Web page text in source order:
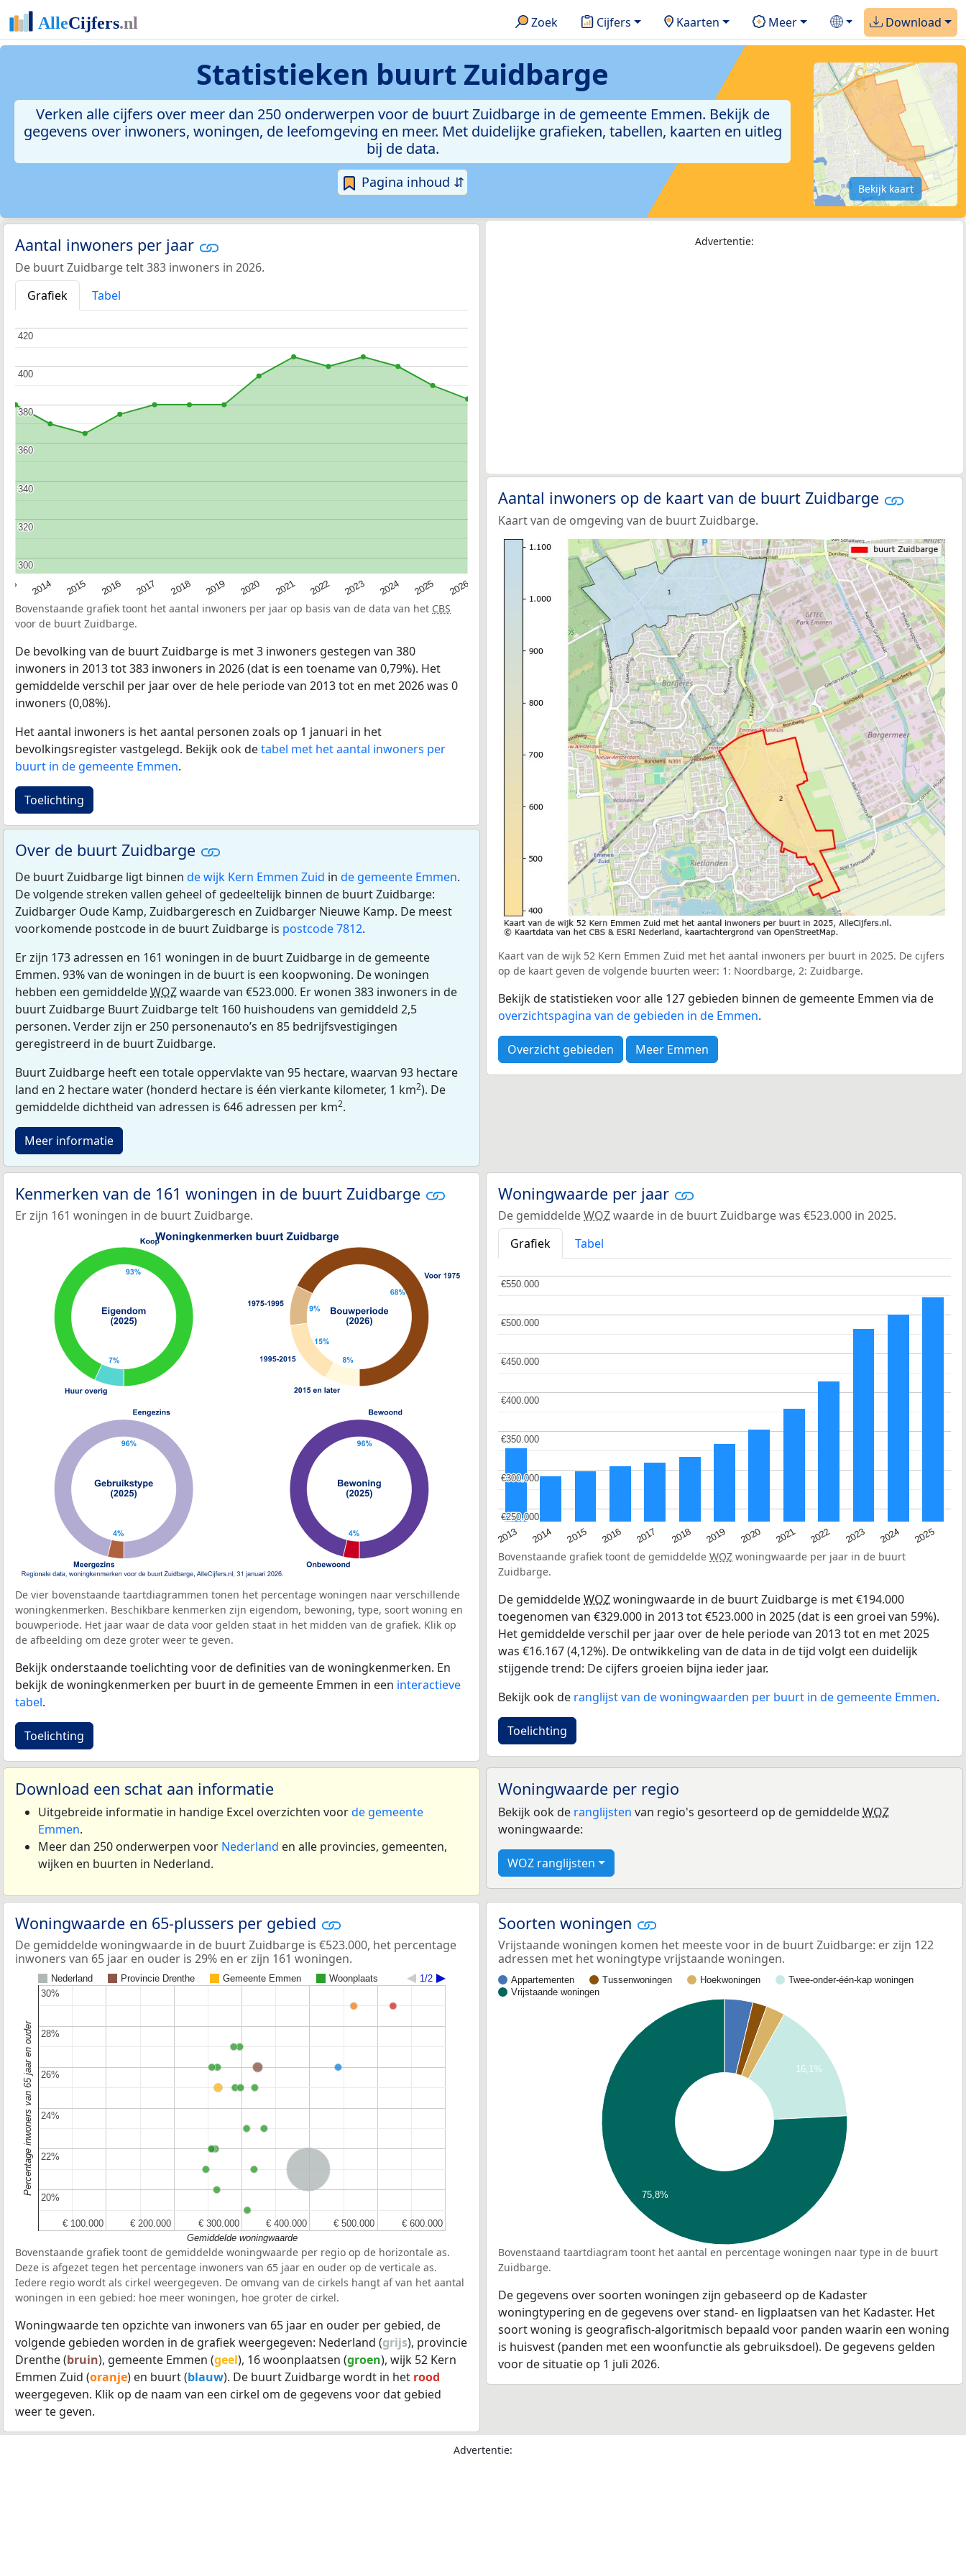
Zoek Cijfers Kaarten Meer Download
Statistieken buurt Zuidbarge
Verken alle cijfers over meer dan 250 onderwerpen voor de buurt Zuidbarge in de gemeente Emmen. Bekijk de
gegevens over inwoners, woningen, de leefomgeving en meer. Met duidelijke grafieken, tabellen, kaarten en uitleg
bij de data.
Pagina inhoud ⇵ Bekijk kaart
Aantal inwoners per jaar
De buurt Zuidbarge telt 383 inwoners in 2026.
Grafiek
Tabel
2014 2015 2016 2017 2018 2019 2020 2021 2022 2023 2024 2025 2026
300
300
320
320
340
340
360
360
380
380
400
400
420
420
Bovenstaande grafiek toont het aantal inwoners per jaar op basis van de data van het CBS
voor de buurt Zuidbarge.
De bevolking van de buurt Zuidbarge is met 3 inwoners gestegen van 380
inwoners in 2013 tot 383 inwoners in 2026 (dat is een toename van 0,79%). Het
gemiddelde verschil per jaar over de hele periode van 2013 tot en met 2026 was 0
inwoners (0,08%).
Het aantal inwoners is het aantal personen zoals op 1 januari in het
bevolkingsregister vastgelegd. Bekijk ook detabel met het aantal inwoners per
buurt in de gemeente Emmen.
Toelichting
Over de buurt Zuidbarge
De buurt Zuidbarge ligt binnen de wijk Kern Emmen Zuid in de gemeente Emmen.
De volgende streken vallen geheel of gedeeltelijk binnen de buurt Zuidbarge:
Zuidbarger Oude Kamp, Zuidbargeresch en Zuidbarger Nieuwe Kamp. De meest
voorkomende postcode in de buurt Zuidbarge is postcode 7812.
Er zijn 173 adressen en 161 woningen in de buurt Zuidbarge in de gemeente
Emmen. 93% van de woningen in de buurt is een koopwoning. De woningen
hebben een gemiddeldeWOZwaarde van €523.000. Er wonen 383 inwoners in de
buurt Zuidbarge Buurt Zuidbarge telt 160 huishoudens van gemiddeld 2,5
personen. Verder zijn er 250 personenauto’s en 85 bedrijfsvestigingen
geregistreerd in de buurt Zuidbarge.
Buurt Zuidbarge heeft een totale oppervlakte van 95 hectare, waarvan 93 hectare
land en 2 hectare water (honderd hectare is één vierkante kilometer, 1 km2). De
gemiddelde dichtheid van adressen is 646 adressen per km2.
Meer informatie
Advertentie:
Aantal inwoners op de kaart van de buurt Zuidbarge
Kaart van de omgeving van de buurt Zuidbarge.
Kaart van de wijk 52 Kern Emmen Zuid met het aantal inwoners per buurt in 2025. De cijfers
op de kaart geven de volgende buurten weer: 1: Noordbarge, 2: Zuidbarge.
Bekijk de statistieken voor alle 127 gebieden binnen de gemeente Emmen via de
overzichtspagina van de gebieden in de Emmen.
Overzicht gebieden Meer Emmen
Kenmerken van de 161 woningen in de buurt Zuidbarge
Er zijn 161 woningen in de buurt Zuidbarge.
De vier bovenstaande taartdiagrammen tonen het percentage woningen naar verschillende
woningkenmerken. Beschikbare kenmerken zijn eigendom, bewoning, type, soort woning en
bouwperiode. Het jaar waar de data voor gelden staat in het midden van de grafiek. Klik op
de afbeelding om deze groter weer te geven.
Bekijk onderstaande toelichting voor de definities van de woningkenmerken. En
bekijk de woningkenmerken per buurt in de gemeente Emmen in een interactieve
tabel.
Toelichting
Woningwaarde per jaar
De gemiddeldeWOZwaarde in de buurt Zuidbarge was €523.000 in 2025.
Grafiek
Tabel
2013 2014 2015 2016 2017 2018 2019 2020 2021 2022 2023 2024 2025
€250.000
€250.000
€300.000
€300.000
€350.000
€350.000
€400.000
€400.000
€450.000
€450.000
€500.000
€500.000
€550.000
€550.000
Bovenstaande grafiek toont de gemiddelde WOZ woningwaarde per jaar in de buurt
Zuidbarge.
De gemiddeldeWOZwoningwaarde in de buurt Zuidbarge is met €194.000
toegenomen van €329.000 in 2013 tot €523.000 in 2025 (dat is een groei van 59%).
Het gemiddelde verschil per jaar over de hele periode van 2013 tot en met 2025
was €16.167 (4,12%). De ontwikkeling van de data in de tijd volgt een duidelijk
stijgende trend: De cijfers groeien bijna ieder jaar.
Bekijk ook de ranglijst van de woningwaarden per buurt in de gemeente Emmen.
Toelichting
Download een schat aan informatie
Uitgebreide informatie in handige Excel overzichten voorde gemeente
Emmen.
Meer dan 250 onderwerpen voor Nederland en alle provincies, gemeenten,
wijken en buurten in Nederland.
Woningwaarde per regio
Bekijk ook de ranglijsten van regio's gesorteerd op de gemiddeldeWOZ
woningwaarde:
WOZ ranglijsten
Woningwaarde en 65-plussers per gebied
De gemiddelde woningwaarde in de buurt Zuidbarge is €523.000, het percentage
inwoners van 65 jaar en ouder is 29% en er zijn 161 woningen.
Nederland Provincie Drenthe Gemeente Emmen Woonplaats 1/2
€ 100.000
€ 100.000 € 200.000
€ 200.000 € 300.000
€ 300.000 € 400.000
€ 400.000 € 500.000
€ 500.000 € 600.000
€ 600.000
20%
20%
22%
22%
24%
24%
26%
26%
28%
28%
30%
30%
Gemiddelde woningwaarde
Percentage inwoners van 65 jaar en ouder
Bovenstaande grafiek toont de gemiddelde woningwaarde per regio op de horizontale as.
Deze is afgezet tegen het percentage inwoners van 65 jaar en ouder op de verticale as.
Iedere regio wordt als cirkel weergegeven. De omvang van de cirkels hangt af van het aantal
woningen in een gebied: hoe meer woningen, hoe groter de cirkel.
Woningwaarde ten opzichte van inwoners van 65 jaar en ouder per gebied, de
volgende gebieden worden in de grafiek weergegeven: Nederland (grijs), provincie
Drenthe (bruin), gemeente Emmen (geel), 16 woonplaatsen (groen), wijk 52 Kern
Emmen Zuid (oranje) en buurt (blauw). De buurt Zuidbarge wordt in het rood
weergegeven. Klik op de naam van een cirkel om de gegevens voor dat gebied
weer te geven.
Soorten woningen
Vrijstaande woningen komen het meeste voor in de buurt Zuidbarge: er zijn 122
adressen met het woningtype vrijstaande woningen.
Appartementen Tussenwoningen Hoekwoningen
Twee-onder-één-kap woningen
Vrijstaande woningen
16,1%
75,8%
Bovenstaand taartdiagram toont het aantal en percentage woningen naar type in de buurt
Zuidbarge.
De gegevens over soorten woningen zijn gebaseerd op de Kadaster
woningtypering en de gegevens over stand- en ligplaatsen van het Kadaster. Het
soort woning is geografisch-algoritmisch bepaald voor panden waarin een woning
is huisvest (panden met een woonfunctie als gebruiksdoel). De gegevens gelden
voor de situatie op 1 juli 2026.
Advertentie: